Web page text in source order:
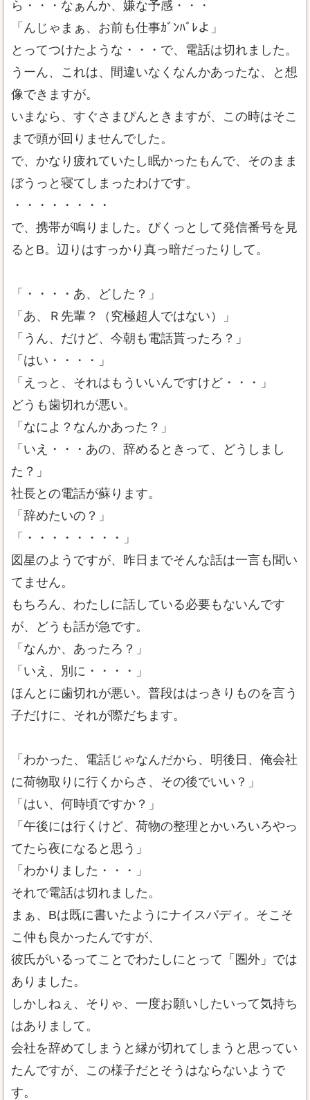
ら・・・なぁんか、嫌な予感・・・
「んじゃまぁ、お前も仕事ｶﾞﾝﾊﾞﾚよ」
とってつけたような・・・で、電話は切れました。
うーん、これは、間違いなくなんかあったな、と想
像できますが。
いまなら、すぐさまぴんときますが、この時はそこ
まで頭が回りませんでした。
で、かなり疲れていたし眠かったもんで、そのまま
ぼうっと寝てしまったわけです。
・・・・・・・・
で、携帯が鳴りました。びくっとして発信番号を見
るとB。辺りはすっかり真っ暗だったりして。
「・・・・あ、どした？」
「あ、Ｒ先輩？（究極超人ではない）」
「うん、だけど、今朝も電話貰ったろ？」
「はい・・・・」
「えっと、それはもういいんですけど・・・」
どうも歯切れが悪い。
「なによ？なんかあった？」
「いえ・・・あの、辞めるときって、どうしまし
た？」
社長との電話が蘇ります。
「辞めたいの？」
「・・・・・・・・」
図星のようですが、昨日までそんな話は一言も聞い
てません。
もちろん、わたしに話している必要もないんです
が、どうも話が急です。
「なんか、あったろ？」
「いえ、別に・・・・」
ほんとに歯切れが悪い。普段ははっきりものを言う
子だけに、それが際だちます。
「わかった、電話じゃなんだから、明後日、俺会社
に荷物取りに行くからさ、その後でいい？」
「はい、何時頃ですか？」
「午後には行くけど、荷物の整理とかいろいろやっ
てたら夜になると思う」
「わかりました・・・」
それで電話は切れました。
まぁ、Bは既に書いたようにナイスバディ。そこそ
こ仲も良かったんですが、
彼氏がいるってことでわたしにとって「圏外」では
ありました。
しかしねぇ、そりゃ、一度お願いしたいって気持ち
はありまして。
会社を辞めてしまうと縁が切れてしまうと思ってい
たんですが、この様子だとそうはならないようで
す。